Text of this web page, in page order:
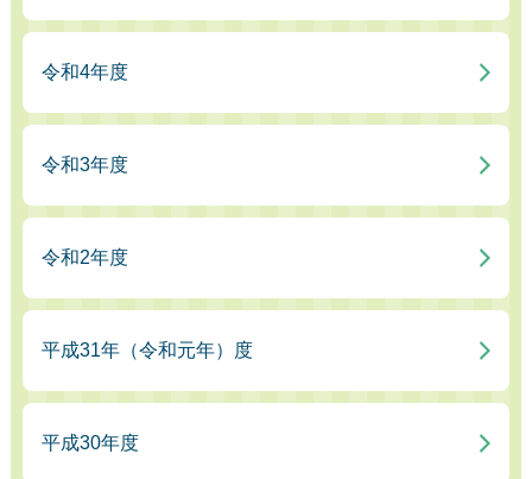
令和4年度
令和3年度
令和2年度
平成31年（令和元年）度
平成30年度